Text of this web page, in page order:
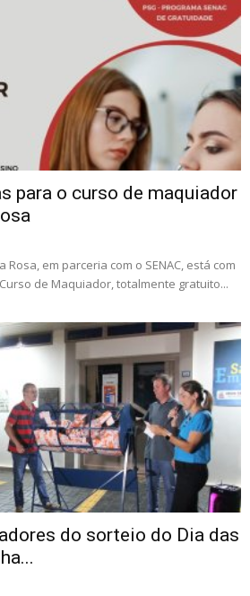
para o curso de maquiador
em parceria com o SENAC, está com
de Maquiador, totalmente gratuito...
do sorteio do Dia das